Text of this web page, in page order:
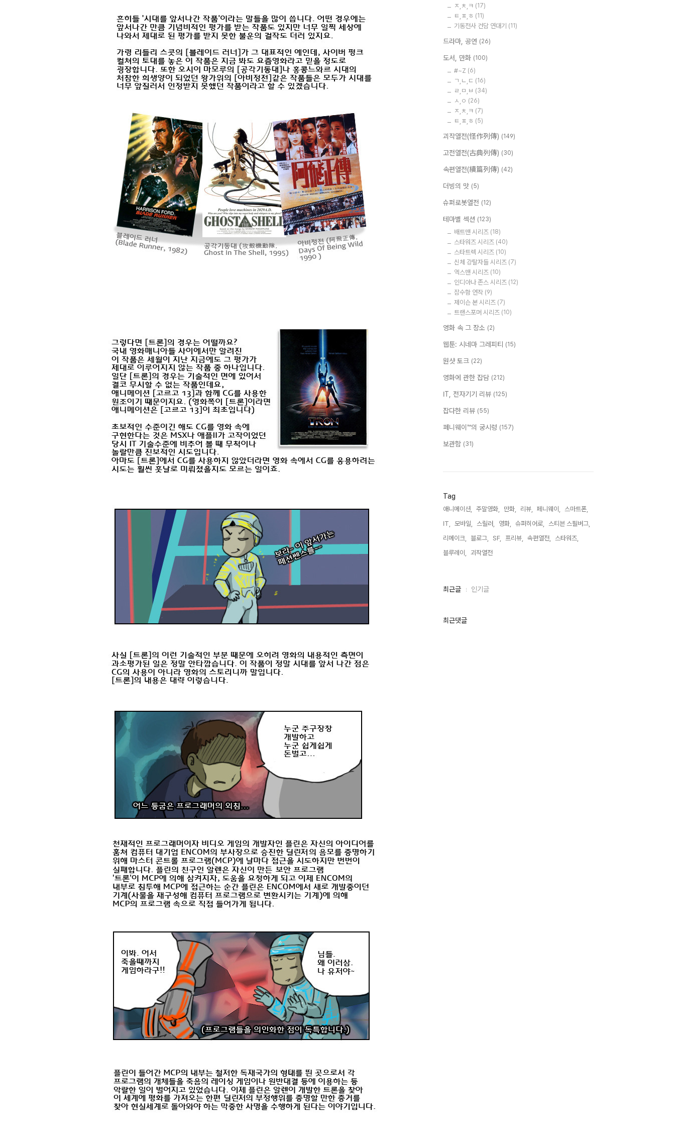
ㅈ,ㅊ,ㅋ (17)
ㅌ,ㅍ,ㅎ (11)
기동전사 건담 연대기 (11)
드라마, 공연 (26)
도서, 만화 (100)
#~Z (6)
ㄱ,ㄴ,ㄷ (16)
ㄹ,ㅁ,ㅂ (34)
ㅅ,ㅇ (26)
ㅈ,ㅊ,ㅋ (7)
ㅌ,ㅍ,ㅎ (5)
괴작열전(怪作列傳) (149)
고전열전(古典列傳) (30)
속편열전(續篇列傳) (42)
더빙의 맛 (5)
슈퍼로봇열전 (12)
테마별 섹션 (123)
배트맨 시리즈 (18)
스타워즈 시리즈 (40)
스타트렉 시리즈 (10)
신체 강탈자들 시리즈 (7)
엑스맨 시리즈 (10)
인디아나 존스 시리즈 (12)
잠수함 연작 (9)
제이슨 본 시리즈 (7)
트랜스포머 시리즈 (10)
영화 속 그 장소 (2)
웹툰: 시네마 그레피티 (15)
원샷 토크 (22)
영화에 관한 잡담 (212)
IT, 전자기기 리뷰 (125)
잡다한 리뷰 (55)
페니웨이™의 궁시렁 (157)
보관함 (31)
Tag
애니메이션, 주말영화, 만화, 리뷰, 페니웨이,
스마트폰,
IT,
모바일, 스릴러, 영화, 슈퍼히어로,
스티븐 스필버그,
리메이크,
블로그, SF, 프리뷰, 속편열전,
스타워즈,
블루레이,
괴작열전,
최
인
최근글 인기글
최근댓글